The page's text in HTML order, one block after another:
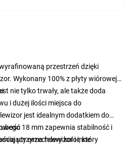
przestrzeń dzięki
Wykonany 100% z płyty wiórowej
nie tylko trwały, ale także doda
i dużej ilości miejsca do
jest idealnym dodatkiem do
18 mm zapewnia stabilność i
utrzyma telewizor i inne
orzechowy kolor, który